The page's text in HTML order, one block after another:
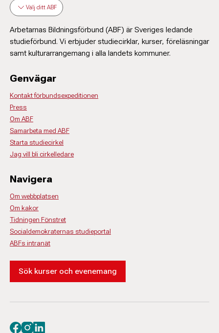
Välj ditt ABF
Arbetarnas Bildningsförbund (ABF) är Sveriges ledande
studieförbund. Vi erbjuder studiecirklar, kurser, föreläsningar
samt kulturarrangemang i alla landets kommuner.
Genvägar
Kontakt förbundsexpeditionen
Press
Om ABF
Samarbeta med ABF
Starta studiecirkel
Jag vill bli cirkelledare
Navigera
Om webbplatsen
Om kakor
Tidningen Fönstret
Socialdemokraternas studieportal
ABFs intranät
Sök kurser och evenemang
Besök oss på facebook
Besök oss på instagram
Besök oss på linkedin